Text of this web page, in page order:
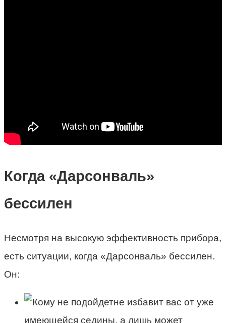
Когда «Дарсонваль»
бессилен
Несмотря на высокую эффективность прибора,
есть ситуации, когда «Дарсонваль» бессилен.
Он:
не избавит вас от уже
имеющейся седины, а лишь может